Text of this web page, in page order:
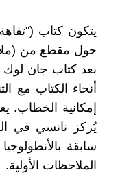
بعد كتاب جان لوك
أنحاء الكتاب مع
إمكانية الخطاب.
يُركز نانسي في
سابقة
الملاحظات الأولية.